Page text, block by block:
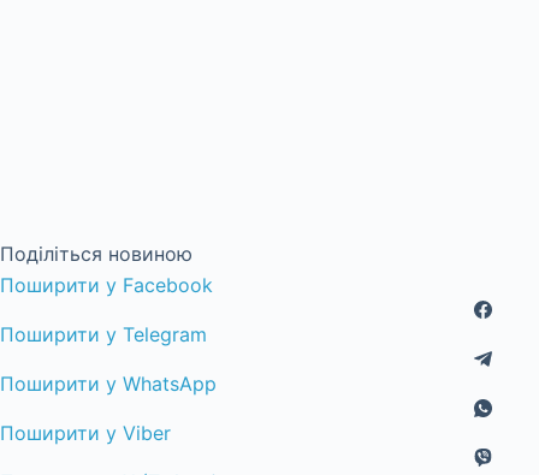
Поділіться новиною
Поширити у Facebook
Поширити у Telegram
Поширити у WhatsApp
Поширити у Viber